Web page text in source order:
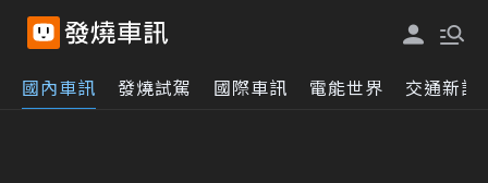
國內車訊 發燒試駕 國際車訊 電能世界 交通新訊